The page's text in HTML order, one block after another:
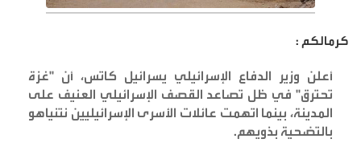
كرمالكم :
أعلن وزير الدفاع الإسرائيلي يسرائيل كاتس، أن "غزة
تحترق" في ظل تصاعد القصف الإسرائيلي العنيف على
المدينة، بينما اتهمت عائلات الأسرى الإسرائيليين نتنياهو
بالتضحية بذويهم.